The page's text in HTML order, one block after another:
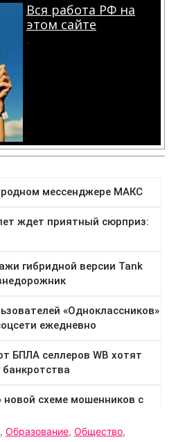
Вся работа РФ на
этом сайте
.
, Образование, Общество,